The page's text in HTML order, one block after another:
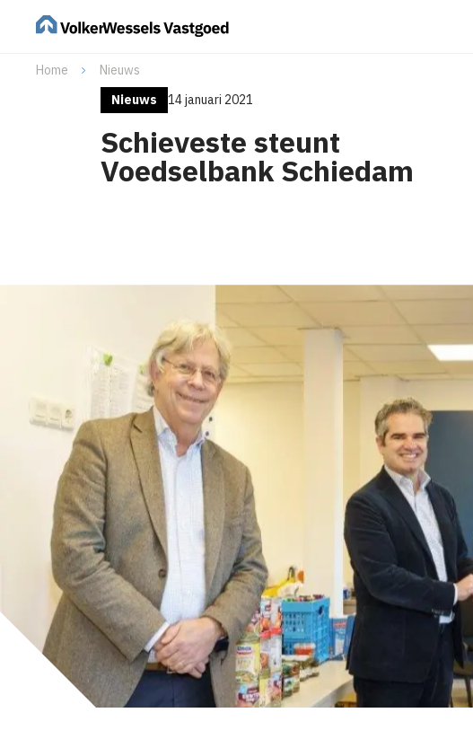
Home
Nieuws
Nieuws
14 januari 2021
Schieveste steunt
Voedselbank Schiedam